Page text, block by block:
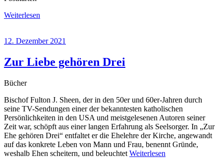
Weiterlesen
12. Dezember 2021
Zur Liebe gehören Drei
Bücher
Bischof Fulton J. Sheen, der in den 50er und 60er-Jahren durch
seine TV-Sendungen einer der bekanntesten katholischen
Persönlichkeiten in den USA und meistgelesenen Autoren seiner
Zeit war, schöpft aus einer langen Erfahrung als Seelsorger. In „Zur
Ehe gehören Drei“ entfaltet er die Ehelehre der Kirche, angewandt
auf das konkrete Leben von Mann und Frau, benennt Gründe,
weshalb Ehen scheitern, und beleuchtet Weiterlesen